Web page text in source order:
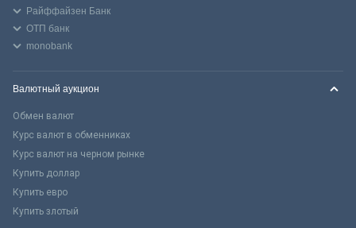
Райффайзен Банк
ОТП банк
monobank
Валютный аукцион
Обмен валют
Курс валют в обменниках
Курс валют на черном рынке
Купить доллар
Купить евро
Купить злотый